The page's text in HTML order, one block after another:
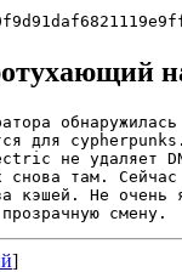
для
не удаляет
снова там.
кэшей. Не очень
]